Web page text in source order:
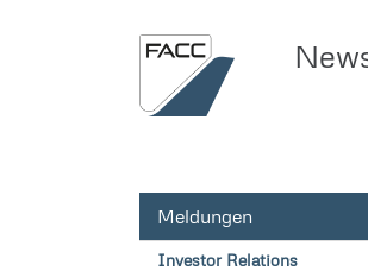
Meldungen
Investor Relations